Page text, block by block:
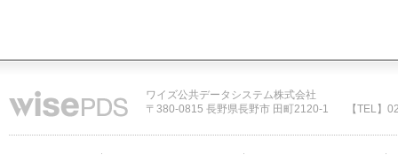
ワイズ公共データシステム株式会社
〒380-0815 長野県長野市 田町2120-1
【TEL】